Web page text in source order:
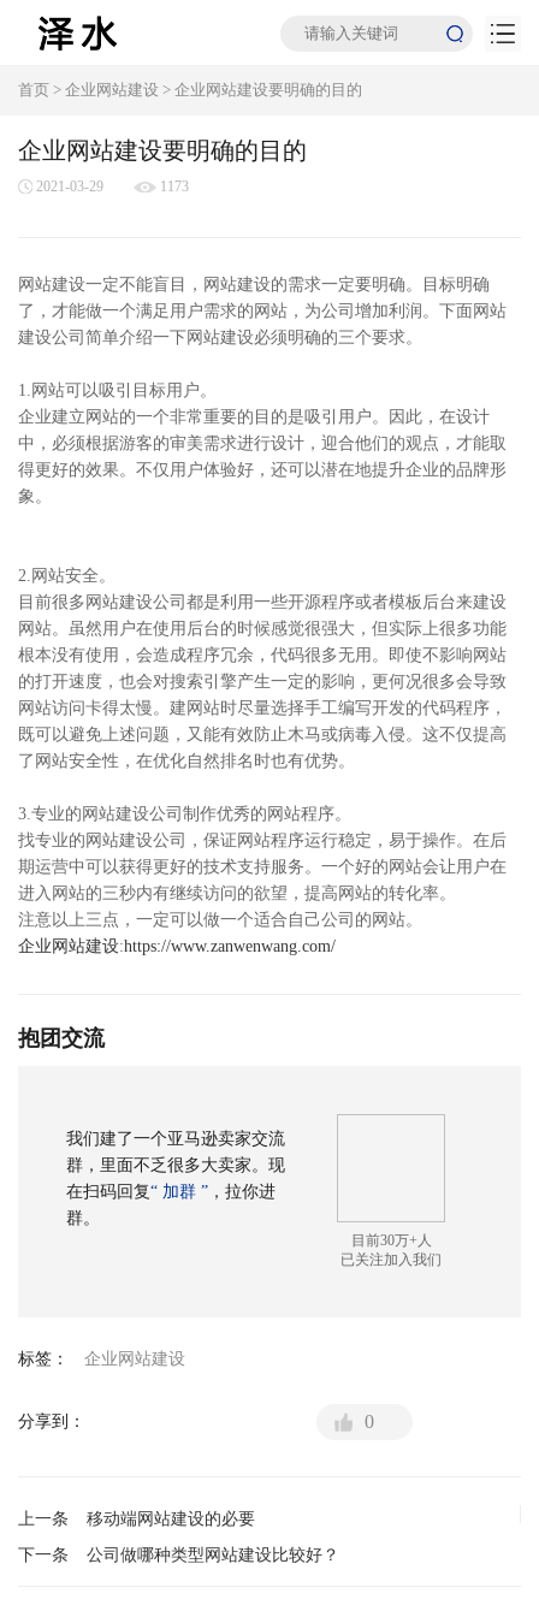
首页 > 企业网站建设 > 企业网站建设要明确的目的
企业网站建设要明确的目的
2021-03-29 1173
网站建设一定不能盲目，网站建设的需求一定要明确。目标明确
了，才能做一个满足用户需求的网站，为公司增加利润。下面网站
建设公司简单介绍一下网站建设必须明确的三个要求。
1.网站可以吸引目标用户。
企业建立网站的一个非常重要的目的是吸引用户。因此，在设计
中，必须根据游客的审美需求进行设计，迎合他们的观点，才能取
得更好的效果。不仅用户体验好，还可以潜在地提升企业的品牌形
象。
2.网站安全。
目前很多网站建设公司都是利用一些开源程序或者模板后台来建设
网站。虽然用户在使用后台的时候感觉很强大，但实际上很多功能
根本没有使用，会造成程序冗余，代码很多无用。即使不影响网站
的打开速度，也会对搜索引擎产生一定的影响，更何况很多会导致
网站访问卡得太慢。建网站时尽量选择手工编写开发的代码程序，
既可以避免上述问题，又能有效防止木马或病毒入侵。这不仅提高
了网站安全性，在优化自然排名时也有优势。
3.专业的网站建设公司制作优秀的网站程序。
找专业的网站建设公司，保证网站程序运行稳定，易于操作。在后
期运营中可以获得更好的技术支持服务。一个好的网站会让用户在
进入网站的三秒内有继续访问的欲望，提高网站的转化率。
注意以上三点，一定可以做一个适合自己公司的网站。
企业网站建设:https://www.zanwenwang.com/
抱团交流
我们建了一个亚马逊卖家交流
群，里面不乏很多大卖家。现
在扫码回复“ 加群 ” ，拉你进
群。
目前30万+人
已关注加入我们
标签： 企业网站建设
分享到： 0
移动端网站建设的必要
上一条
公司做哪种类型网站建设比较好？
下一条